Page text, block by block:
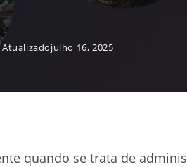
Atualizadojulho 16, 2025
quando se trata de